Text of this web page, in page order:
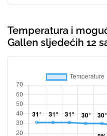
Temperatura i
Gallen sljedećih 12